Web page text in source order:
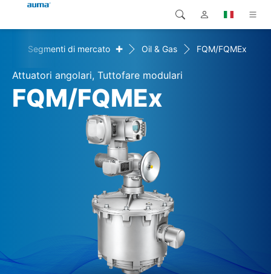
Prodotti
Soluzioni
Servizio di assistenza
Global
Europa
Asia e Pacifico
Nord America
Ricerca
Segmenti di mercato + Oil & Gas FQM/FQMEx
Attuatori angolari, Tuttofare modulari
FQM/FQMEx